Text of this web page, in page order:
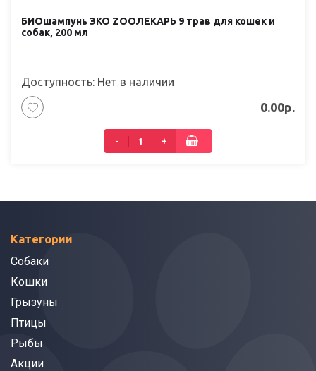
БИОшампунь ЭКО ZOOЛЕКАРЬ 9 трав для кошек и
собак, 200 мл
Доступность: Нет в наличии
0.00р.
- +
Категории
Собаки
Кошки
Грызуны
Птицы
Рыбы
Акции